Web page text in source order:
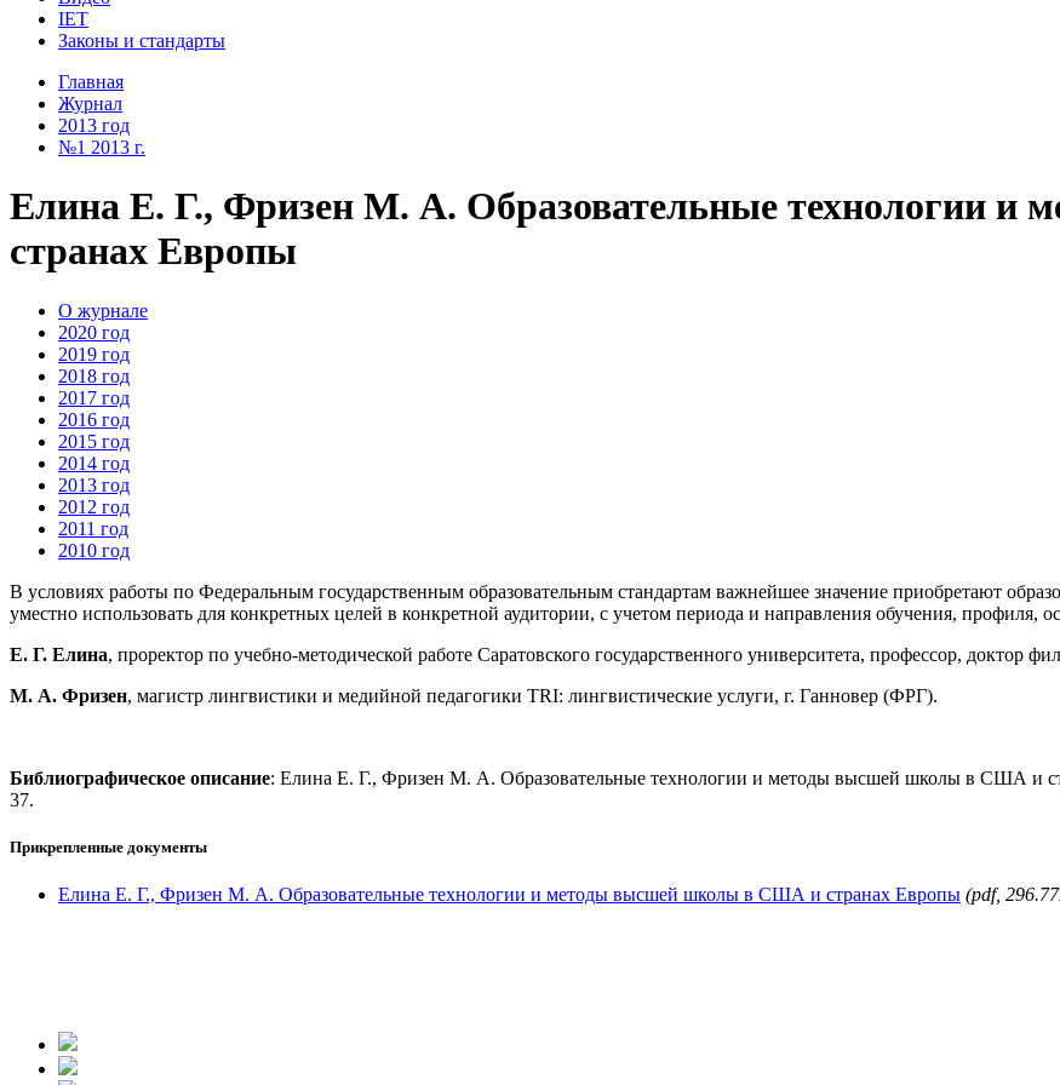
IET
Законы и стандарты
Главная
Журнал
2013 год
№1 2013 г.
Елина Е. Г., Фризен М. А. Образовательные технологии
странах Европы
О журнале
2020 год
2019 год
2018 год
2017 год
2016 год
2015 год
2014 год
2013 год
2012 год
2011 год
2010 год
В условиях работы по Федеральным государственным образовательным стандартам важнейшее значение приобретают
уместно использовать для конкретных целей в конкретной аудитории, с учетом периода и направления обучения, профиля,
Е. Г. Елина, проректор по учебно-методической работе Саратовского государственного университета, профессор, доктор
М. А. Фризен, магистр лингвистики и медийной педагогики TRI: лингвистические услуги, г. Ганновер (ФРГ).
Библиографическое описание: Елина Е. Г., Фризен М. А. Образовательные технологии и методы высшей школы в США и
37.
Прикрепленные документы
Елина Е. Г., Фризен М. А. Образовательные технологии и методы высшей школы в США и странах Европы (pdf,